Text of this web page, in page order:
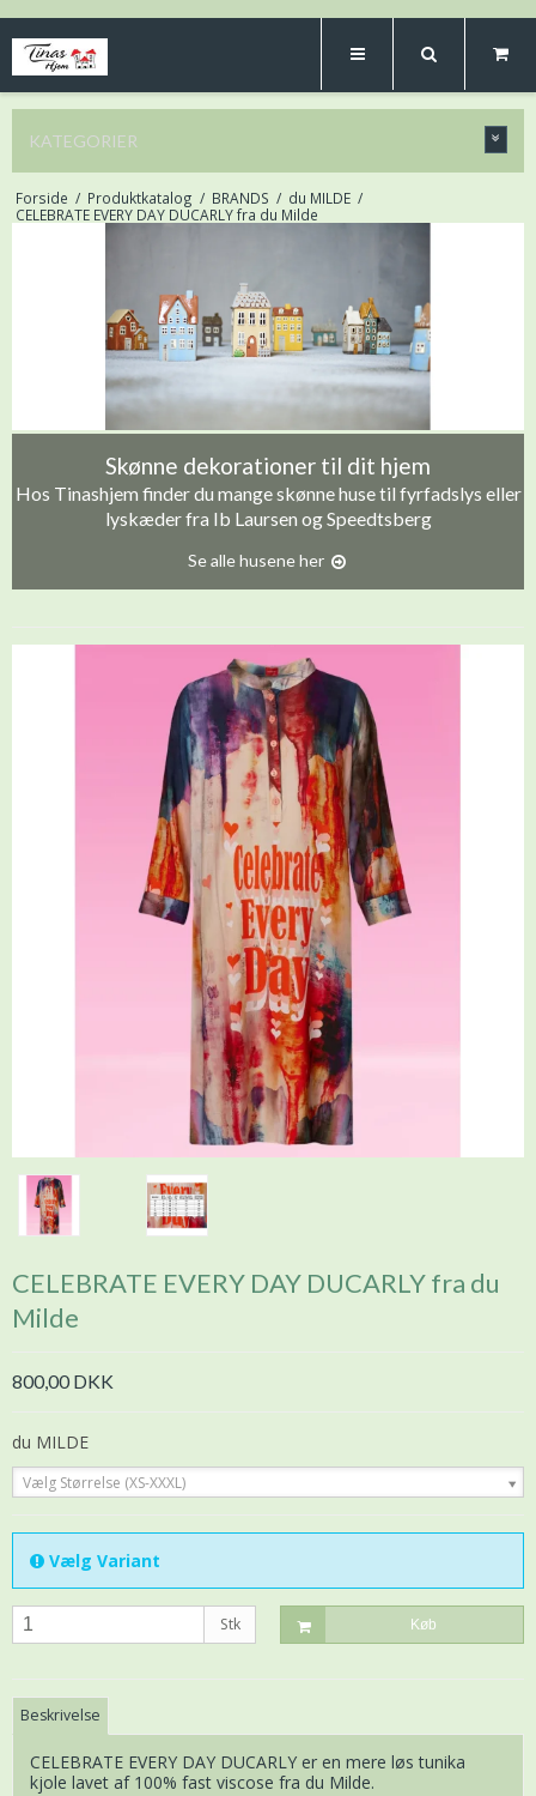
KATEGORIER
Forside / Produktkatalog / BRANDS / du MILDE /
CELEBRATE EVERY DAY DUCARLY fra du Milde
Skønne dekorationer til dit hjem
Hos Tinashjem finder du mange skønne huse til fyrfadslys eller
lyskæder fra Ib Laursen og Speedtsberg
Se alle husene her
CELEBRATE EVERY DAY DUCARLY fra du
Milde
800,00 DKK
du MILDE
Vælg Størrelse (XS-XXXL)
Vælg Variant
Stk Køb
Beskrivelse
CELEBRATE EVERY DAY DUCARLY er en mere løs tunika
kjole lavet af 100% fast viscose fra du Milde.